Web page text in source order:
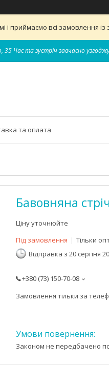
приймаємо всі замовлення із
35 Час та зустріч завчасно
та оплата
Бавовняна
Ціну уточнюйте
Під замовлення
Тільки
Відправка з 20 серпня
+380 (73) 150-70-08
Замовлення тільки за
Законом не передбачено